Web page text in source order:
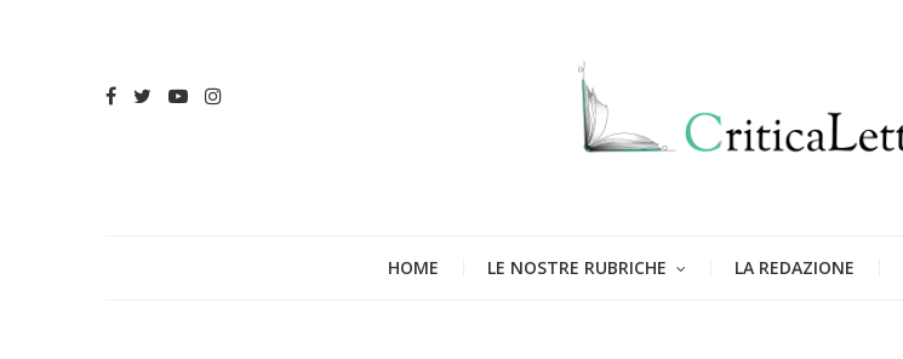
HOME LE NOSTRE RUBRICHE LA REDAZIONE